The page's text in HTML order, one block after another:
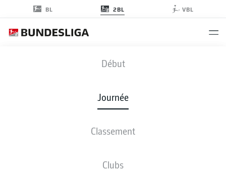
BL 2BL VBL
Début
Journée
Classement
Clubs
FCK - FCN
COMPOSITIONS STATISTIQUES